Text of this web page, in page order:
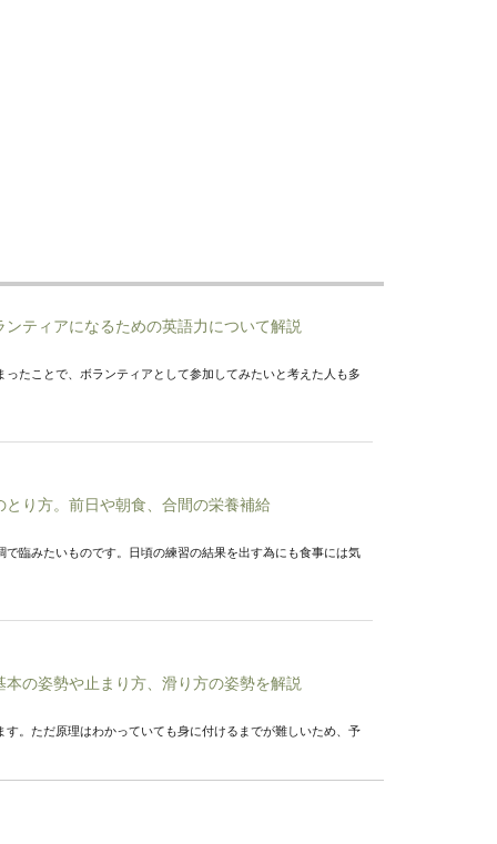
ティアになるための英語力について解説
ったことで、ボランティアとして参加してみたいと考えた人も多
り方。前日や朝食、合間の栄養補給
で臨みたいものです。日頃の練習の結果を出す為にも食事には気
本の姿勢や止まり方、滑り方の姿勢を解説
す。ただ原理はわかっていても身に付けるまでが難しいため、予